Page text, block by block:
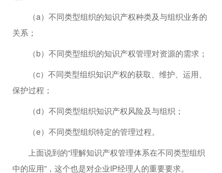
（a）不同类型组织的知识产权种类及与组织业务的
关系；
（b）不同类型组织的知识产权管理对资源的需求；
（c）不同类型组织知识产权的获取、维护、运用、
保护过程；
（d）不同类型组织知识产权风险及与组织；
（e）不同类型组织特定的管理过程。
上面说到的“理解知识产权管理体系在不同类型组织
中的应用”，这个也是对企业IP经理人的重要要求。